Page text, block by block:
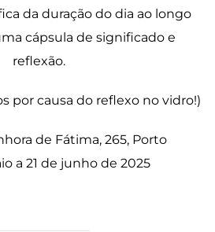
da duração do dia ao longo
cápsula de significado e
reflexão.
por causa do reflexo no vidro!)
de Fátima, 265, Porto
a 21 de junho de 2025